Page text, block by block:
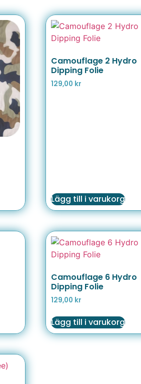
Camouflage 2 Hydro
Dipping Folie
129,00 kr
Lägg till i varukorg
Camouflage 6 Hydro
Dipping Folie
129,00 kr
Lägg till i varukorg